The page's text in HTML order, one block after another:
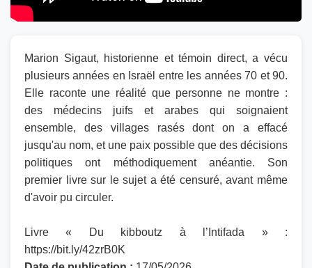
Marion Sigaut, historienne et témoin direct, a vécu
plusieurs années en Israël entre les années 70 et 90.
Elle raconte une réalité que personne ne montre :
des médecins juifs et arabes qui soignaient
ensemble, des villages rasés dont on a effacé
jusqu'au nom, et une paix possible que des décisions
politiques ont méthodiquement anéantie. Son
premier livre sur le sujet a été censuré, avant même
d'avoir pu circuler.
Livre « Du kibboutz à l’Intifada » :
https://bit.ly/42zrB0K